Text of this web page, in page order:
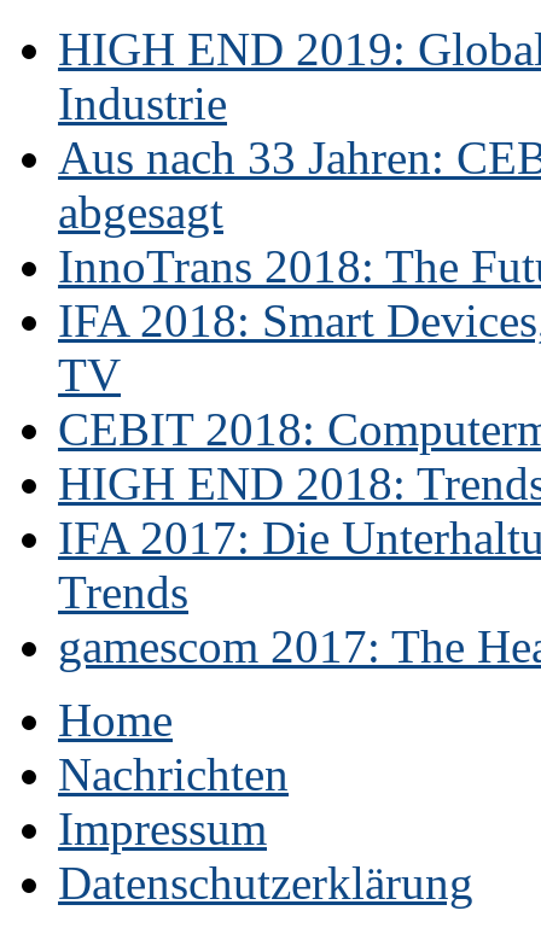
HIGH END 2019:
Industrie
Aus nach 33 Jahren:
abgesagt
InnoTrans 2018: The
IFA 2018: Smart
TV
CEBIT 2018:
HIGH END 2018:
IFA 2017: Die
Trends
gamescom 2017: The
Home
Nachrichten
Impressum
Datenschutzerklärung